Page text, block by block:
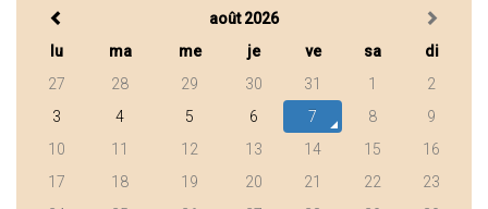
août 2026
lu
ma me je ve sa
di
27
28 29 30 31 1
2
3
4 5 6 7 8
9
10
11 12 13 14 15
16
17
18 19 20 21 22
23